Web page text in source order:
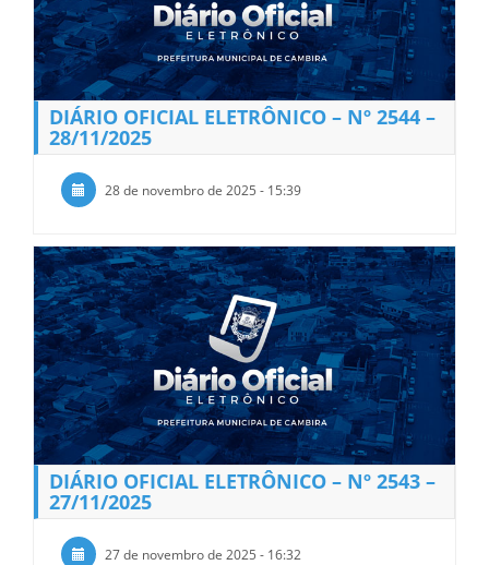
DIÁRIO OFICIAL ELETRÔNICO – Nº 2544 –
28/11/2025
28 de novembro de 2025 - 15:39
DIÁRIO OFICIAL ELETRÔNICO – Nº 2543 –
27/11/2025
27 de novembro de 2025 - 16:32